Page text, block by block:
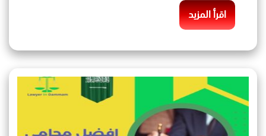
اقرأ المزيد